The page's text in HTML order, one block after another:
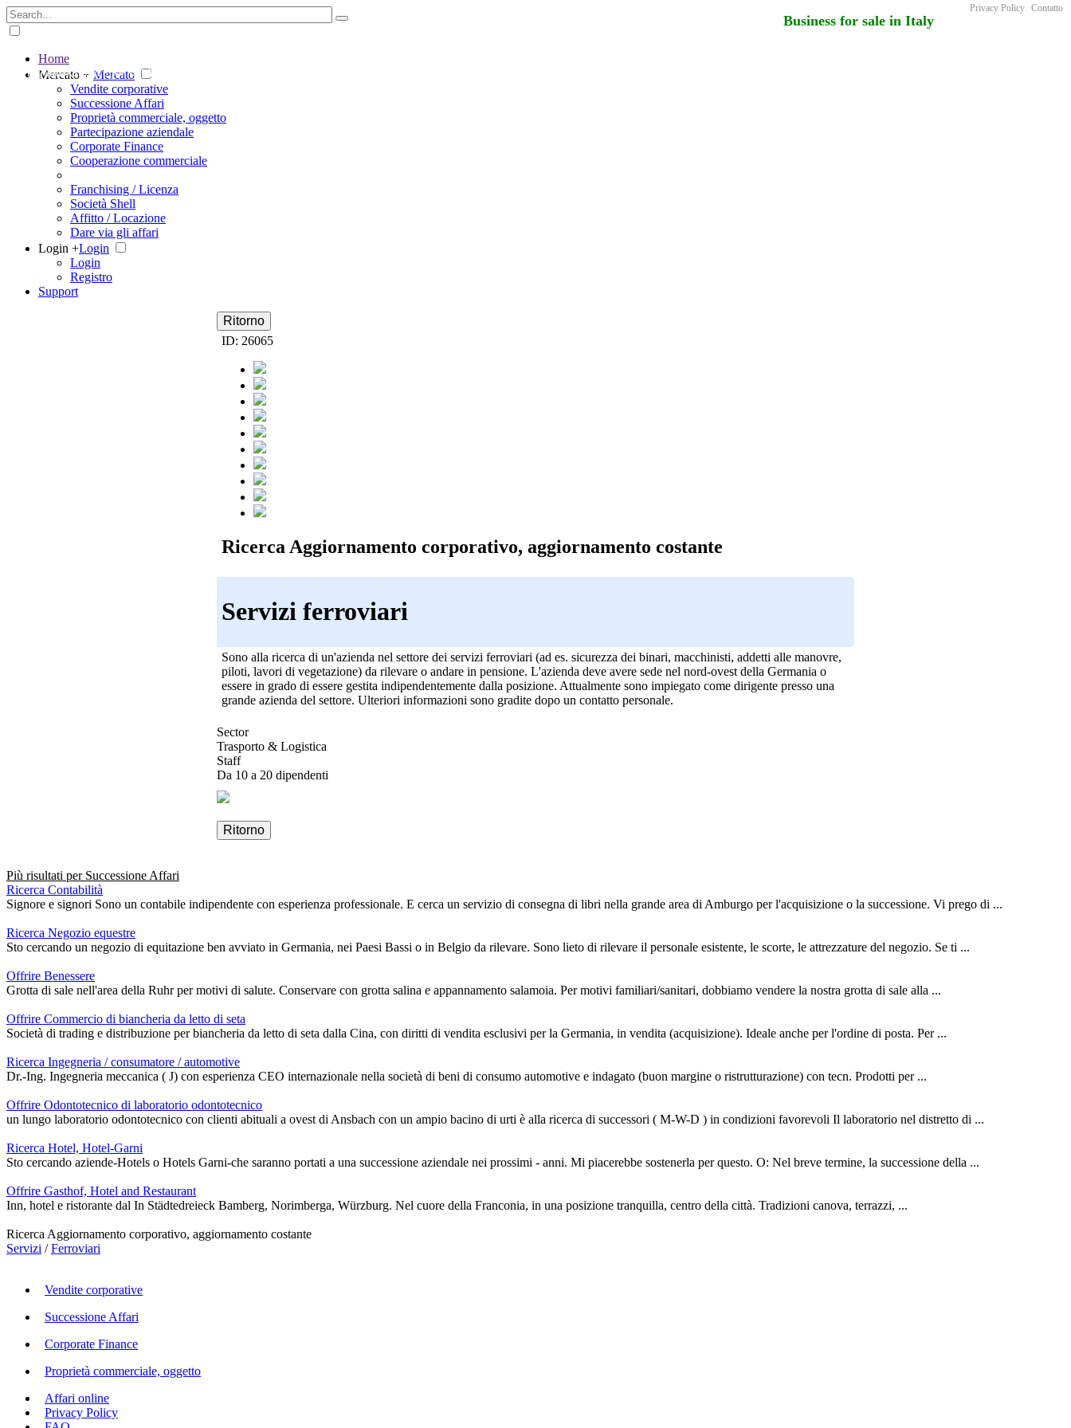
Business for sale in Italy
The big marketplace for business
Privacy Policy Contatto
Home
Mercato + Mercato
Vendite corporative
Successione Affari
Proprietà commerciale, oggetto
Partecipazione aziendale
Corporate Finance
Cooperazione commerciale
Franchising / Licenza
Società Shell
Affitto / Locazione
Dare via gli affari
Login +Login
Login
Registro
Support
Ritorno
ID: 26065
Ricerca Aggiornamento corporativo, aggiornamento costante
Servizi ferroviari
Sono alla ricerca di un'azienda nel settore dei servizi ferroviari (ad es. sicurezza dei binari, macchinisti, addetti alle manovre,
piloti, lavori di vegetazione) da rilevare o andare in pensione. L'azienda deve avere sede nel nord-ovest della Germania o
essere in grado di essere gestita indipendentemente dalla posizione. Attualmente sono impiegato come dirigente presso una
grande azienda del settore. Ulteriori informazioni sono gradite dopo un contatto personale.
Sector
Trasporto & Logistica
Staff
Da 10 a 20 dipendenti
Ritorno
Più risultati per Successione Affari
Ricerca Contabilità
Signore e signori Sono un contabile indipendente con esperienza professionale. E cerca un servizio di consegna di libri nella grande area di Amburgo per l'acquisizione o la successione. Vi prego di ...
Ricerca Negozio equestre
Sto cercando un negozio di equitazione ben avviato in Germania, nei Paesi Bassi o in Belgio da rilevare. Sono lieto di rilevare il personale esistente, le scorte, le attrezzature del negozio. Se ti ...
Offrire Benessere
Grotta di sale nell'area della Ruhr per motivi di salute. Conservare con grotta salina e appannamento salamoia. Per motivi familiari/sanitari, dobbiamo vendere la nostra grotta di sale alla ...
Offrire Commercio di biancheria da letto di seta
Società di trading e distribuzione per biancheria da letto di seta dalla Cina, con diritti di vendita esclusivi per la Germania, in vendita (acquisizione). Ideale anche per l'ordine di posta. Per ...
Ricerca Ingegneria / consumatore / automotive
Dr.-Ing. Ingegneria meccanica ( J) con esperienza CEO internazionale nella società di beni di consumo automotive e indagato (buon margine o ristrutturazione) con tecn. Prodotti per ...
Offrire Odontotecnico di laboratorio odontotecnico
un lungo laboratorio odontotecnico con clienti abituali a ovest di Ansbach con un ampio bacino di urti è alla ricerca di successori ( M-W-D ) in condizioni favorevoli Il laboratorio nel distretto di ...
Ricerca Hotel, Hotel-Garni
Sto cercando aziende-Hotels o Hotels Garni-che saranno portati a una successione aziendale nei prossimi - anni. Mi piacerebbe sostenerla per questo. O: Nel breve termine, la successione della ...
Offrire Gasthof, Hotel and Restaurant
Inn, hotel e ristorante dal In Städtedreieck Bamberg, Norimberga, Würzburg. Nel cuore della Franconia, in una posizione tranquilla, centro della città. Tradizioni canova, terrazzi, ...
Ricerca Aggiornamento corporativo, aggiornamento costante
Servizi /Ferroviari
Vendite corporative
Successione Affari
Corporate Finance
Proprietà commerciale, oggetto
Affari online
Privacy Policy